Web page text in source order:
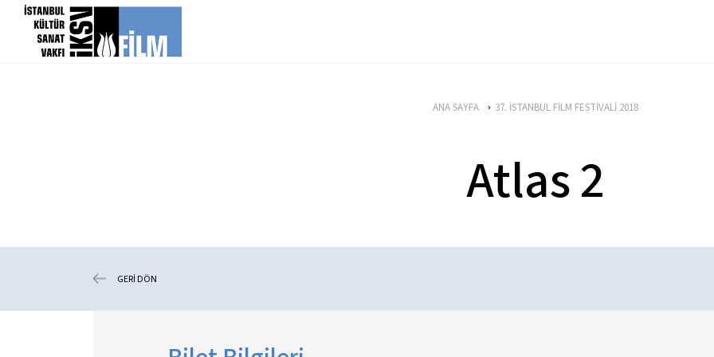
icerigi atla
ANA SAYFA 37. İSTANBUL FİLM FESTİVALİ 2018
Atlas 2
GERİ DÖN